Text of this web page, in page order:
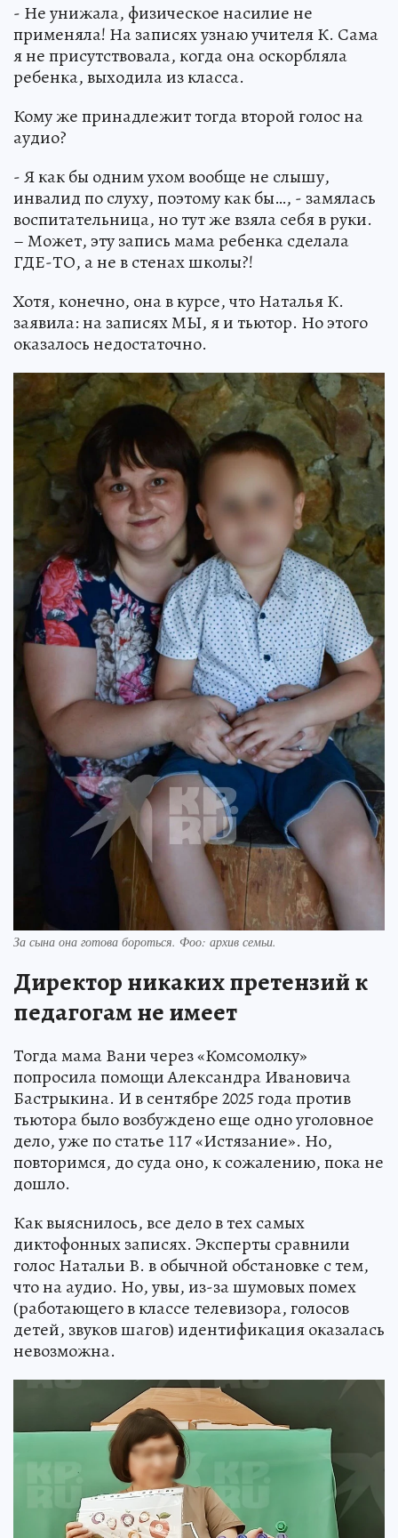
- Не унижала, физическое насилие не
применяла! На записях узнаю учителя К. Сама
я не присутствовала, когда она оскорбляла
ребенка, выходила из класса.
Кому же принадлежит тогда второй голос на
аудио?
- Я как бы одним ухом вообще не слышу,
инвалид по слуху, поэтому как бы…, - замялась
воспитательница, но тут же взяла себя в руки.
– Может, эту запись мама ребенка сделала
ГДЕ-ТО, а не в стенах школы?!
Хотя, конечно, она в курсе, что Наталья К.
заявила: на записях МЫ, я и тьютор. Но этого
оказалось недостаточно.
За сына она готова бороться. Фоо: архив семьи.
Директор никаких претензий к
педагогам не имеет
Тогда мама Вани через «Комсомолку»
попросила помощи Александра Ивановича
Бастрыкина. И в сентябре 2025 года против
тьютора было возбуждено еще одно уголовное
дело, уже по статье 117 «Истязание». Но,
повторимся, до суда оно, к сожалению, пока не
дошло.
Как выяснилось, все дело в тех самых
диктофонных записях. Эксперты сравнили
голос Натальи В. в обычной обстановке с тем,
что на аудио. Но, увы, из-за шумовых помех
(работающего в классе телевизора, голосов
детей, звуков шагов) идентификация оказалась
невозможна.